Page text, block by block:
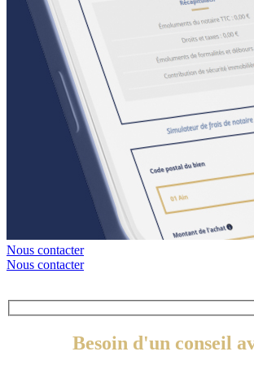
Nous contacter
Nous contacter
Besoin d'un conseil